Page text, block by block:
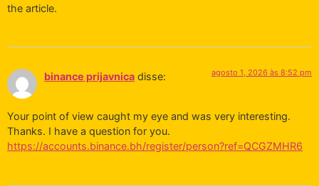
the article.
binance prijavnica disse: agosto 1, 2026 às 8:52 pm
Your point of view caught my eye and was very interesting.
Thanks. I have a question for you.
https://accounts.binance.bh/register/person?ref=QCGZMHR6